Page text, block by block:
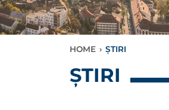
HOME › ȘTIRI
ȘTIRI